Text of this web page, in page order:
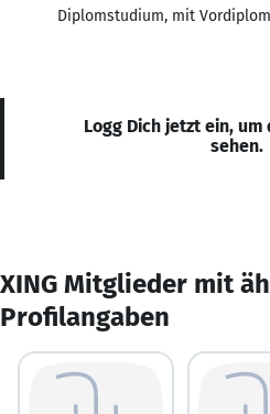
Diplomstudium, mit Vordiplom
Logg Dich jetzt ein,
sehen.
XING Mitglieder mit
Profilangaben